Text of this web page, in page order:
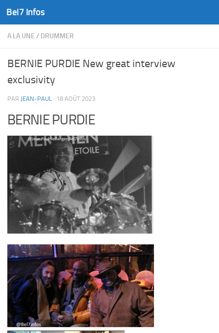
Skip to content
Bel7 Infos
A LA UNE / DRUMMER
BERNIE PURDIE New great interview
exclusivity
PAR JEAN-PAUL · 18 AOÛT 2023
BERNIE PURDIE